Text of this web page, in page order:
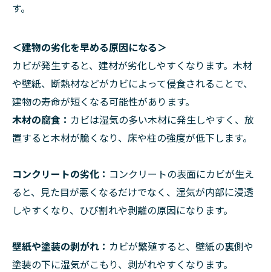
す。
＜建物の劣化を早める原因になる＞
カビが発生すると、建材が劣化しやすくなります。木材
や壁紙、断熱材などがカビによって侵食されることで、
建物の寿命が短くなる可能性があります。
木材の腐食： カビは湿気の多い木材に発生しやすく、放
置すると木材が脆くなり、床や柱の強度が低下します。
コンクリートの劣化： コンクリートの表面にカビが生え
ると、見た目が悪くなるだけでなく、湿気が内部に浸透
しやすくなり、ひび割れや剥離の原因になります。
壁紙や塗装の剥がれ： カビが繁殖すると、壁紙の裏側や
塗装の下に湿気がこもり、剥がれやすくなります。